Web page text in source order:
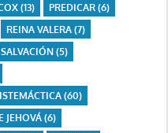
(13) PREDICAR(6)
REINA VALERA(7)
SALVACIÓN(5)
(60)
JEHOVÁ(6)